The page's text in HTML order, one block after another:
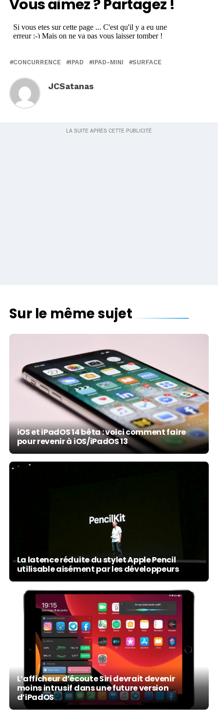
Vous aimez ? Partagez !
CONCURRENCE IPAD IPAD-MINI SURFACE
JCSatanas
Sur le même sujet
iOS et iPadOS 14 bêta : voici comment faire
pour revenir à iOS/iPadOS 13
La latence réduite du stylet Apple Pencil
utilisable aisément par les développeurs
L’afficheur d’écoute Siri devrait devenir
moins intrusif dans une future version
d’iPadOS